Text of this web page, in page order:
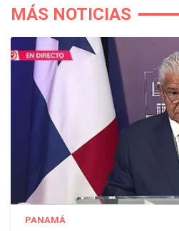
MÁS NOTICIAS
PANAMÁ